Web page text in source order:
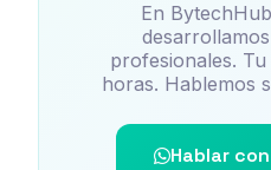
En
profesionales.
horas. Hablemos
Hablar